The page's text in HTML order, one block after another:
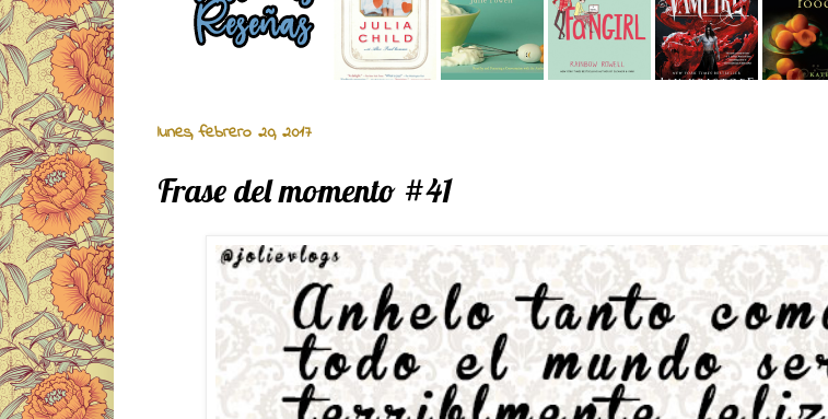
lunes, febrero 20, 2017
Frase del momento #41